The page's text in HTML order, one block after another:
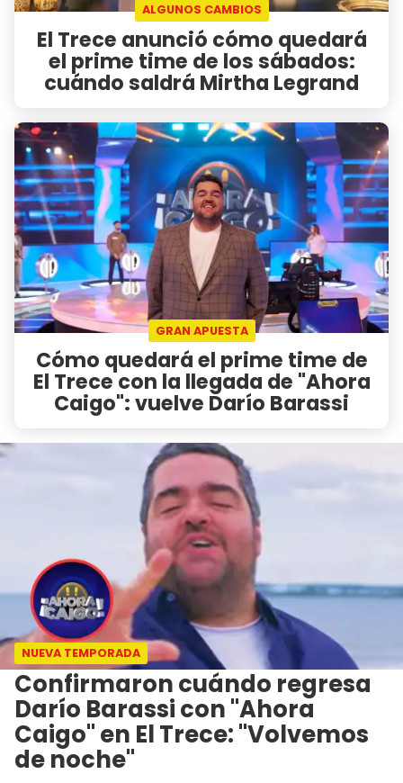
ALGUNOS CAMBIOS
El Trece anunció cómo quedará
el prime time de los sábados:
cuándo saldrá Mirtha Legrand
GRAN APUESTA
Cómo quedará el prime time de
El Trece con la llegada de "Ahora
Caigo": vuelve Darío Barassi
NUEVA TEMPORADA
Confirmaron cuándo regresa
Darío Barassi con "Ahora
Caigo" en El Trece: "Volvemos
de noche"